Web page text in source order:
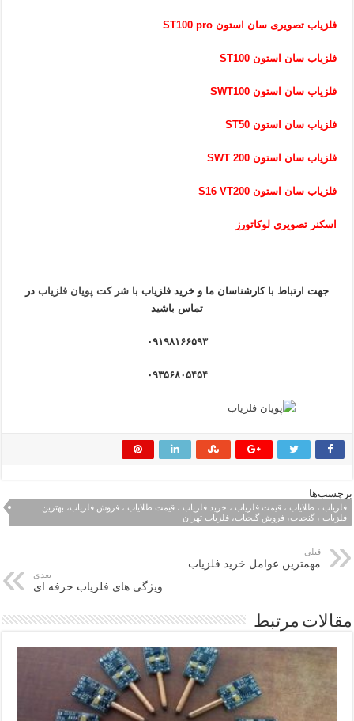
فلزیاب تصویری سان استون ST100 pro
فلزیاب سان استون ST100
فلزیاب سان استون SWT100
فلزیاب سان استون ST50
فلزیاب سان استون SWT 200
فلزیاب سان استون S16 VT200
اسکنر تصویری لوکاتورز
جهت ارتباط با کارشناسان ما و خرید فلزیاب با شر کت پویان فلزیاب در
تماس باشید
۰۹۱۹۸۱۶۶۵۹۳
۰۹۳۵۶۸۰۵۴۵۴
برچسب‌ها
فلزیاب ، طلایاب ، قیمت فلزیاب ، خرید فلزیاب ، قیمت طلایاب ، فروش فلزیاب، بهترین
فلزیاب ، گنجیاب، فروش گنجیاب، فلزیاب تهران
قبلی
مهمترین عوامل خرید فلزیاب
بعدی
ویژگی های فلزیاب حرفه ای
مقالات مرتبط